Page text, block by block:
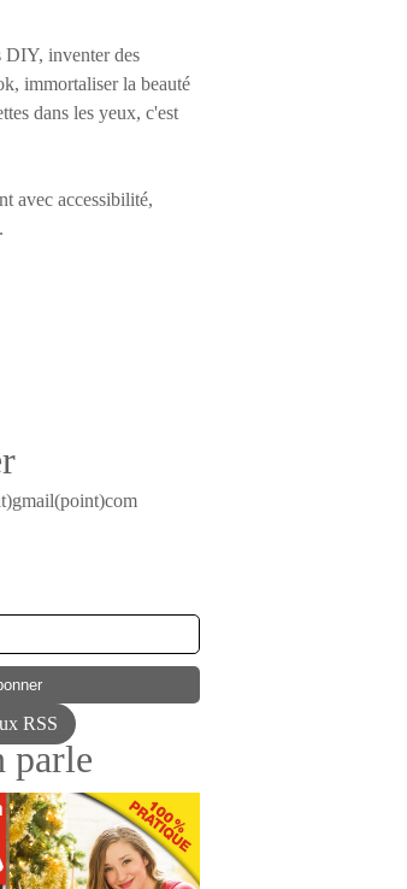
DIY, inventer des
immortaliser la beauté
dans les yeux, c'est
avec accessibilité,
RSS
parle